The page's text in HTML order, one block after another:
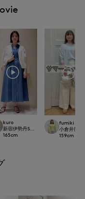
kuro
新宿伊勢丹SUPERIOR CLOSET
165cm
fumiki
小倉井筒屋
159cm